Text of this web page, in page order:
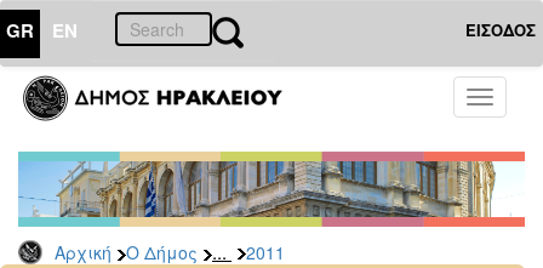
GR EN ΕΙΣΟΔΟΣ
Toggle
Αρχική Ο Δήμος ... 2011
ΔΗΜΟΣ
Δελτία
Τύπου
Αρχείο
2026